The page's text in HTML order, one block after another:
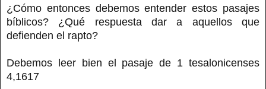
¿Cómo entonces debemos entender estos pasajes
bíblicos? ¿Qué respuesta dar a aquellos que
defienden el rapto?
Debemos leer bien el pasaje de 1 tesalonicenses
4,1617